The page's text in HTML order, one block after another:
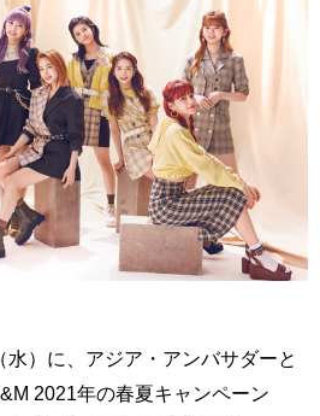
）に、アジア・アンバサダーと
2021年の春夏キャンペーン